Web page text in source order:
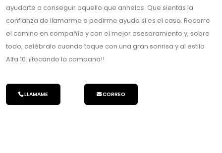
ayudarte a conseguir aquello que anhelas. Que sientas la
confianza de llamarme o pedirme ayuda si es el caso. Recorre
el camino en compañía y con el mejor asesoramiento y, sobre
todo, celébralo cuando toque con una gran sonrisa y al estilo
Alfa 10: ¡¡tocando la campana!!
LLAMAME CORREO